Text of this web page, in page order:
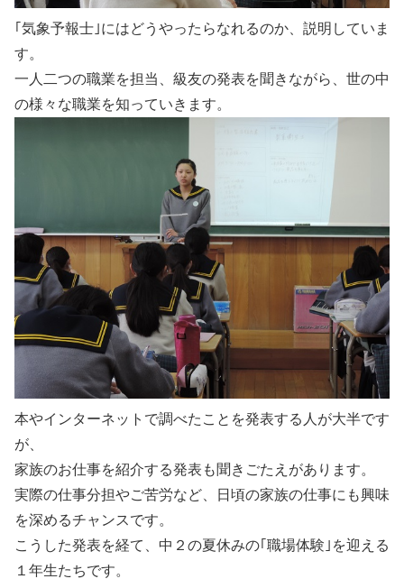
｢気象予報士｣にはどうやったらなれるのか、説明していま
す。
一人二つの職業を担当、級友の発表を聞きながら、世の中
の様々な職業を知っていきます。
本やインターネットで調べたことを発表する人が大半です
が、
家族のお仕事を紹介する発表も聞きごたえがあります。
実際の仕事分担やご苦労など、日頃の家族の仕事にも興味
を深めるチャンスです。
こうした発表を経て、中２の夏休みの｢職場体験｣を迎える
１年生たちです。